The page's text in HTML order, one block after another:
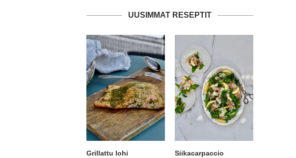
UUSIMMAT RESEPTIT
Grillattu lohi
Siikacarpaccio